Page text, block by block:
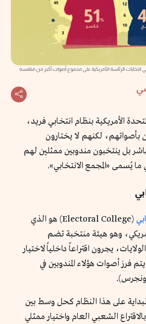
الرئاسة الأمريكية على مجموع أصوات أكبر من منافسه
الأمريكية بنظام انتخابي فريد،
بأصواتهم، لكنهم لا يختارون
بل ينتخبون مندوبين ممثلين لهم
ما يُسمى «المجمع الانتخابي».
(Electoral College) هو الذي
وهو هيئة منتخبة تضم
يجرون اقتراعاً داخلياً لاختيار
فرز أصوات هؤلاء المندوبين في
على هذا النظام كحل وسط بين
الشعبي العام واختيار ممثلي